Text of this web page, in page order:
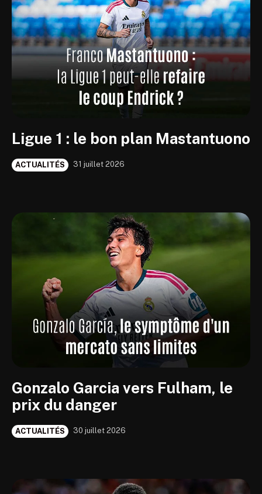
Ligue 1 : le bon plan Mastantuono
ACTUALITÉS 31 juillet 2026
Gonzalo Garcia vers Fulham, le
prix du danger
ACTUALITÉS 30 juillet 2026